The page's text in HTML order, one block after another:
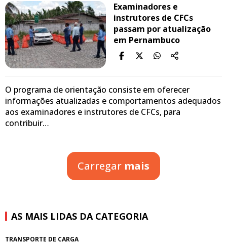
Examinadores e
instrutores de CFCs
passam por atualização
em Pernambuco
O programa de orientação consiste em oferecer
informações atualizadas e comportamentos adequados
aos examinadores e instrutores de CFCs, para
contribuir…
Carregar mais
AS MAIS LIDAS DA CATEGORIA
TRANSPORTE DE CARGA